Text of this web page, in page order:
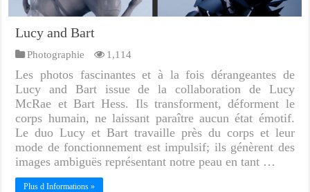
Lucy and Bart
Photographie 1,114
Les photos fascinantes et à la fois dérangeantes de
Lucy and Bart issue de la collaboration de Lucy
McRae et Bart Hess. Ils transforment, déforment le
corps humain, ne laissant paraître aucun état émotif.
Le duo Lucy et Bart travaille près du corps et leur
mode de fonctionnement est impulsif; ils génèrent des
images ambiguës représentant notre peau en tant …
Plus d Informations »